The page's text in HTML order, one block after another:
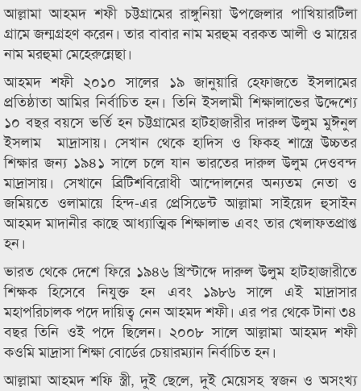
আল্লামা আহমদ শফী চট্টগ্রামের রাঙ্গুনিয়া উপজেলার পাখিয়ারটিলা
গ্রামে জন্মগ্রহণ করেন। তার বাবার নাম মরহুম বরকত আলী ও মায়ের
নাম মরহুমা মেহেরুন্নেছা।
আহমদ শফী ২০১০ সালের ১৯ জানুয়ারি হেফাজতে ইসলামের
প্রতিষ্ঠাতা আমির নির্বাচিত হন। তিনি ইসলামী শিক্ষালাভের উদ্দেশ্যে
১০ বছর বয়সে ভর্তি হন চট্টগ্রামের হাটহাজারীর দারুল উলুম মুঈনুল
ইসলাম মাদ্রাসায়। সেখান থেকে হাদিস ও ফিকহ শাস্ত্রে উচ্চতর
শিক্ষার জন্য ১৯৪১ সালে চলে যান ভারতের দারুল উলুম দেওবন্দ
মাদ্রাসায়। সেখানে ব্রিটিশবিরোধী আন্দোলনের অন্যতম নেতা ও
জমিয়তে ওলামায়ে হিন্দ-এর প্রেসিডেন্ট আল্লামা সাইয়েদ হুসাইন
আহমদ মাদানীর কাছে আধ্যাত্মিক শিক্ষালাভ এবং তার খেলাফতপ্রাপ্ত
হন।
ভারত থেকে দেশে ফিরে ১৯৪৬ খ্রিস্টাব্দে দারুল উলুম হাটহাজারীতে
শিক্ষক হিসেবে নিযুক্ত হন এবং ১৯৮৬ সালে এই মাদ্রাসার
মহাপরিচালক পদে দায়িত্ব নেন আহমদ শফী। এর পর থেকে টানা ৩৪
বছর তিনি ওই পদে ছিলেন। ২০০৮ সালে আল্লামা আহমদ শফী
কওমি মাদ্রাসা শিক্ষা বোর্ডের চেয়ারম্যান নির্বাচিত হন।
আল্লামা আহমদ শফি স্ত্রী, দুই ছেলে, দুই মেয়েসহ স্বজন ও অসংখ্য